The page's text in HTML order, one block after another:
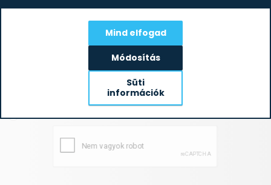
Operációs rendszer webOS Smart TV
Magic Remote MR22 kompatibilis, nem tartozék
Hangalapú keresés Igen (MR22 Magic remote
Gyors Hozzáférés Igen
Megosztás
Airplay (Apple to TV) Igen
Miracast - Android okostelefon képernyő tükrözés
Iratkozz fel hírlevelünkre!
Értesülj elsőként aktuális akcióinkról!
Mind elfogad
Módosítás
Süti
információk